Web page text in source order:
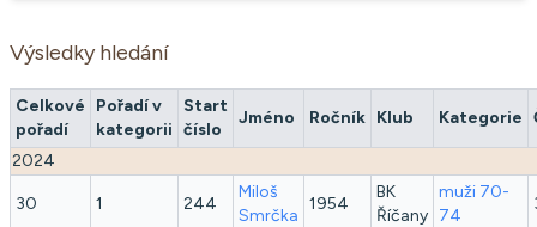
Výsledky hledání
Celkové
pořadí
Pořadí v
kategorii
Start
číslo
Jméno Ročník Klub Kategorie
2024
30 1 244
Miloš
Smrčka
1954
BK
Říčany
muži 70-
74